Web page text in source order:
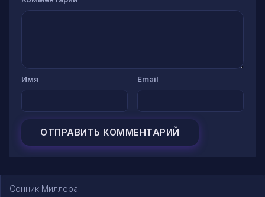
Имя Email
Сонник Миллера